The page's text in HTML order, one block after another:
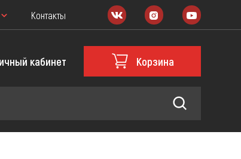
Контакты
кабинет Корзина